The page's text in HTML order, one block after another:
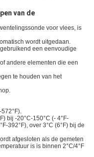
van de
voor vlees, is
wordt uitgedaan.
een eenvoudige
andere elementen die een
te houden van het
bij -20°C-150°C (- 4°F-
392°F), over 3°C (6°F) bij de
afgesloten als de gemeten
is is binnen 2°C/4°F